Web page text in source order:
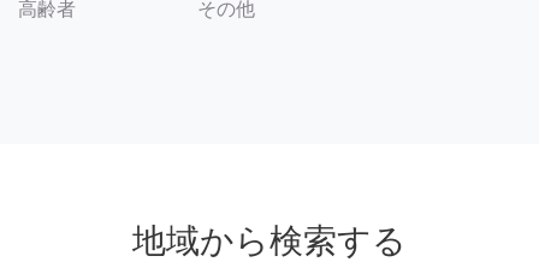
高齢者 その他
地域から検索する